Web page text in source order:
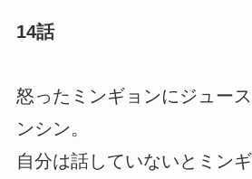
14話
怒ったミンギョンにジュー
ンシン。
自分は話していないとミン